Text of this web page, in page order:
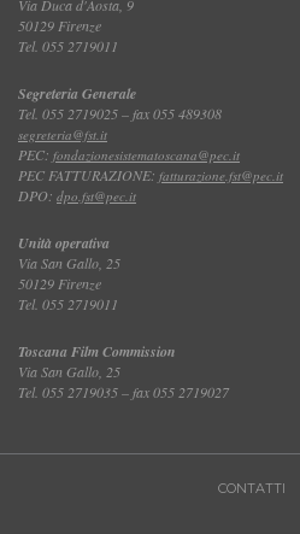
Via Duca d'Aosta, 9
50129 Firenze
Tel. 055 2719011
Segreteria Generale
Tel. 055 2719025 – fax 055 489308
segreteria@fst.it
PEC: fondazionesistematoscana@pec.it
PEC FATTURAZIONE: fatturazione.fst@pec.it
DPO: dpo.fst@pec.it
Unità operativa
Via San Gallo, 25
50129 Firenze
Tel. 055 2719011
Toscana Film Commission
Via San Gallo, 25
Tel. 055 2719035 – fax 055 2719027
CONTATTI